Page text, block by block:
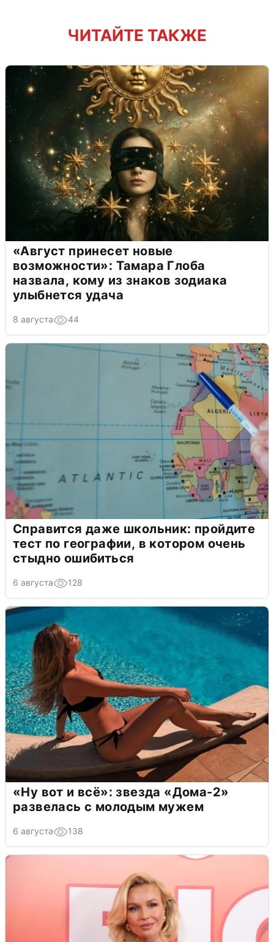
ЧИТАЙТЕ ТАКЖЕ
«Август принесет новые
возможности»: Тамара Глоба
назвала, кому из знаков зодиака
улыбнется удача
8 августа 44
Справится даже школьник: пройдите
тест по географии, в котором очень
стыдно ошибиться
6 августа 128
«Ну вот и всё»: звезда «Дома-2»
развелась с молодым мужем
6 августа 138